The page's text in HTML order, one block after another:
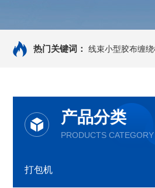
热门关键词： 线束小型胶布缠
产品分类
PRODUCTS CATEGORY
打包机